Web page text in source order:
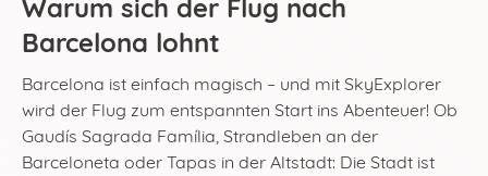
Warum sich der Flug nach
Barcelona lohnt
Barcelona ist einfach magisch – und mit SkyExplorer
wird der Flug zum entspannten Start ins Abenteuer! Ob
Gaudís Sagrada Família, Strandleben an der
Barceloneta oder Tapas in der Altstadt: Die Stadt ist